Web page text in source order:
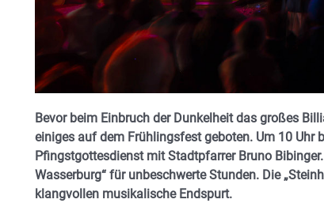
Bevor beim Einbruch der Dunkelheit das großes
einiges auf dem Frühlingsfest geboten. Um 10 Uhr
Pfingstgottesdienst mit Stadtpfarrer Bruno
Wasserburg“ für unbeschwerte Stunden. Die
klangvollen musikalische Endspurt.